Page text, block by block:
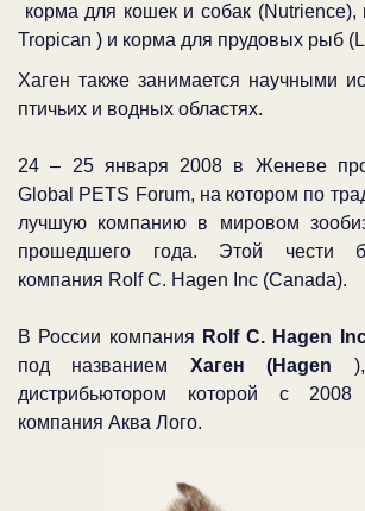
корма для кошек и собак (Nutrience),
Tropican ) и корма для прудовых рыб
Хаген также занимается научными
птичьих и водных областях.
24 – 25 января 2008 в Женеве
Global PETS Forum, на котором по
лучшую компанию в мировом
прошедшего года. Этой чести
компания Rolf C. Hagen Inc (Canada).
В России компания Rolf C. Hagen
под названием Хаген (Hagen
дистрибьютором которой с 2008
компания Аква Лого.